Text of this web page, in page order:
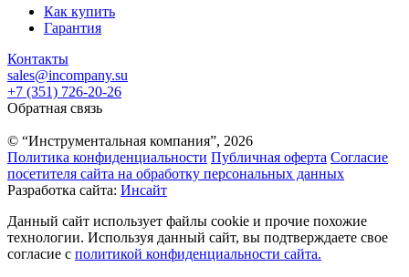
Как купить
Гарантия
Контакты
sales@incompany.su
+7 (351) 726-20-26
Обратная связь
© “Инструментальная компания”, 2026
Политика конфиденциальности Публичная оферта Согласие
посетителя сайта на обработку персональных данных
Разработка сайта: Инсайт
Данный сайт использует файлы cookie и прочие похожие
технологии. Используя данный сайт, вы подтверждаете свое
согласие с политикой конфиденциальности сайта.